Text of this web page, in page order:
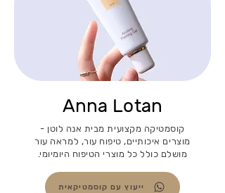
Anna Lotan
קוסמטיקה מקצועית מבית אנה לוטן -
מוצרים איכותיים, טיפוח עור, למראה עור
מושלם כולל כל מוצרי הטיפוח היומיומי.
ייעוץ עם קוסמטיקאית